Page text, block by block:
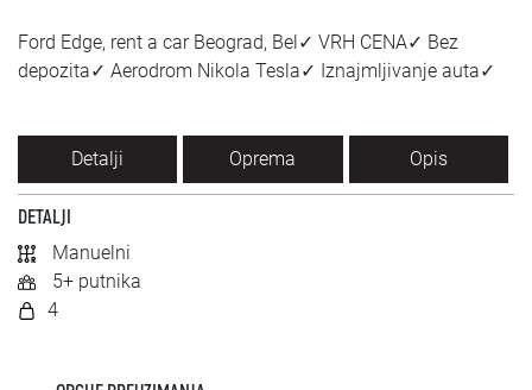
Najčešća pitanja
Kontakt
SRPSKI
СРПСКИ
Ford Edge, rent a car Beograd, Bel✓ VRH CENA✓ Bez
depozita✓ Aerodrom Nikola Tesla✓ Iznajmljivanje auta✓
Detalji Oprema Opis
DETALJI
Manuelni
5+ putnika
4